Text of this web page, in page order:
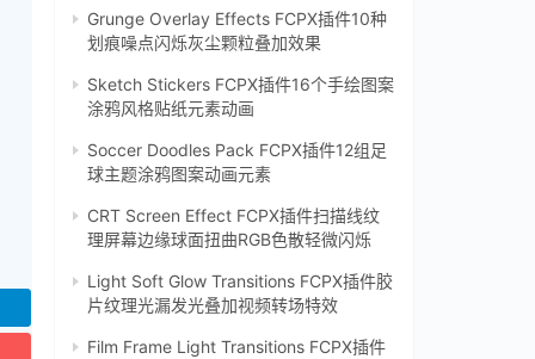
Grunge Overlay Effects FCPX插件10种
划痕噪点闪烁灰尘颗粒叠加效果
Sketch Stickers FCPX插件16个手绘图案
涂鸦风格贴纸元素动画
Soccer Doodles Pack FCPX插件12组足
球主题涂鸦图案动画元素
CRT Screen Effect FCPX插件扫描线纹
理屏幕边缘球面扭曲RGB色散轻微闪烁‌
Light Soft Glow Transitions FCPX插件胶
片纹理光漏发光叠加视频转场特效
Film Frame Light Transitions FCPX插件